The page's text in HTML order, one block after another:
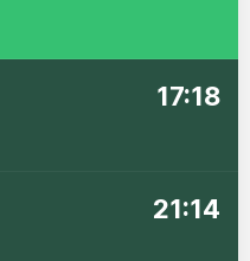
17:18
21:14